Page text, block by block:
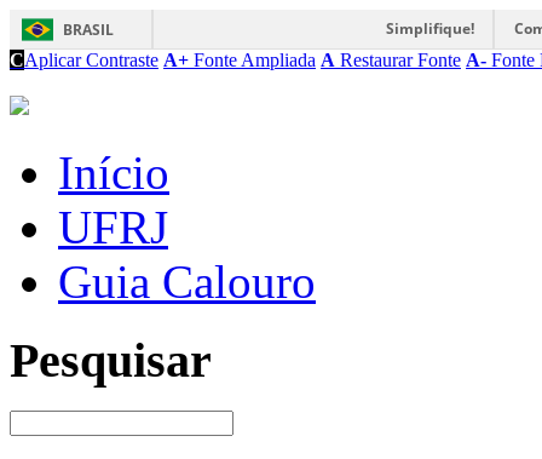
BRASIL Simplifique!
CAplicar Contraste A+ Fonte Ampliada A Restaurar Fonte A- Fonte
Início
UFRJ
Guia Calouro
Pesquisar